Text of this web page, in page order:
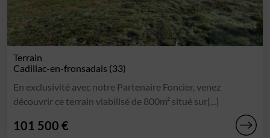
Terrain
Cadillac-en-fronsadais (33)
En exclusivité avec notre Partenaire Foncier, venez
découvrir ce terrain viabilisé de 800m² situé sur[...]
101 500 €